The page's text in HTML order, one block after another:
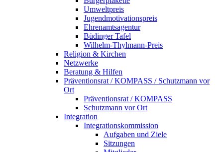
Umweltpreis
Jugendmotivationspreis
Ehrenamtsagentur
Büdinger Tafel
Wilhelm-Thylmann-Preis
Religion & Kirchen
Netzwerke
Beratung & Hilfen
Präventionsrat / KOMPASS / Schutzmann vor
Ort
Präventionsrat / KOMPASS
Schutzmann vor Ort
Integration
Integrationskommission
Aufgaben und Ziele
Sitzungen